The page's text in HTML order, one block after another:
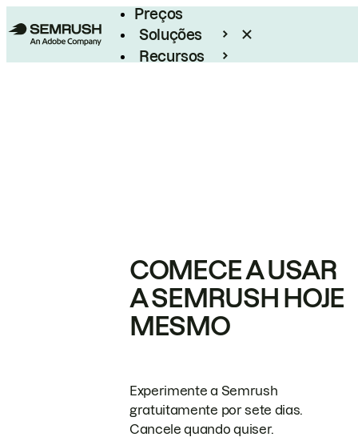
Preços
Soluções
Recursos
COMECE A USAR
A SEMRUSH HOJE
MESMO
Experimente a Semrush
gratuitamente por sete dias.
Cancele quando quiser.